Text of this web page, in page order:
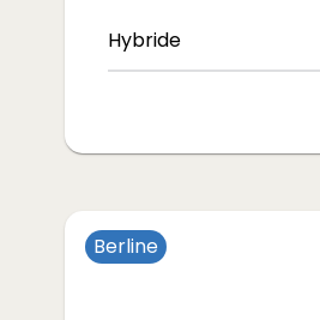
Hybride
Berline